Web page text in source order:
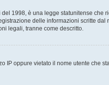
1998, è una legge statunitense
delle informazioni scritte
legali, tranne come descritto.
IP oppure vietato il nome utente che